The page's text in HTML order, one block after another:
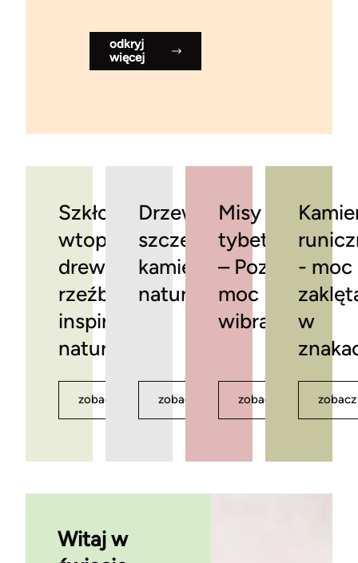
odkryj
więcej
Szkło
wtopione w
drewno -
rzeźba
inspirowana
naturą
zobacz
Drzewka
szczęścia z
kamieni
naturalnych
zobacz
Misy
tybetańskie
– Poznaj
moc
wibracji
zobacz
- moc
w
zobacz
Witaj w